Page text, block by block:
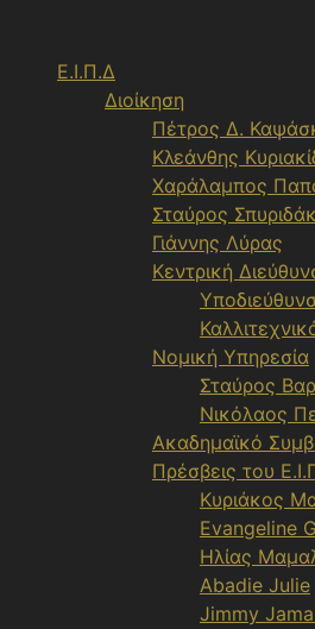
περιεχόμενο
Ε.Ι.Π.Δ
Διοίκηση
Πέτρος Δ.
Κλεάνθης
Χαράλαμπος
Σταύρος
Γιάννης Λύρας
Κεντρική
Νομική Υπηρεσία
Σταύρος
Νικόλαος
Ακαδημαϊκό
Πρέσβεις του
Κυριάκος
Evangeline
Ηλίας
Abadie Julie
Jimmy